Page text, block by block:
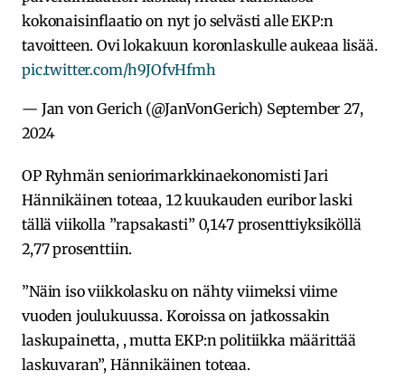
kokonaisinflaatio on nyt jo selvästi alle EKP:n
tavoitteen. Ovi lokakuun koronlaskulle aukeaa lisää.
pic.twitter.com/h9JOfvHfmh
— Jan von Gerich (@JanVonGerich) September 27,
2024
OP Ryhmän seniorimarkkinaekonomisti Jari
Hännikäinen toteaa, 12 kuukauden euribor laski
tällä viikolla ”rapsakasti” 0,147 prosenttiyksiköllä
2,77 prosenttiin.
”Näin iso viikkolasku on nähty viimeksi viime
vuoden joulukuussa. Koroissa on jatkossakin
laskupainetta, , mutta EKP:n politiikka määrittää
laskuvaran”, Hännikäinen toteaa.